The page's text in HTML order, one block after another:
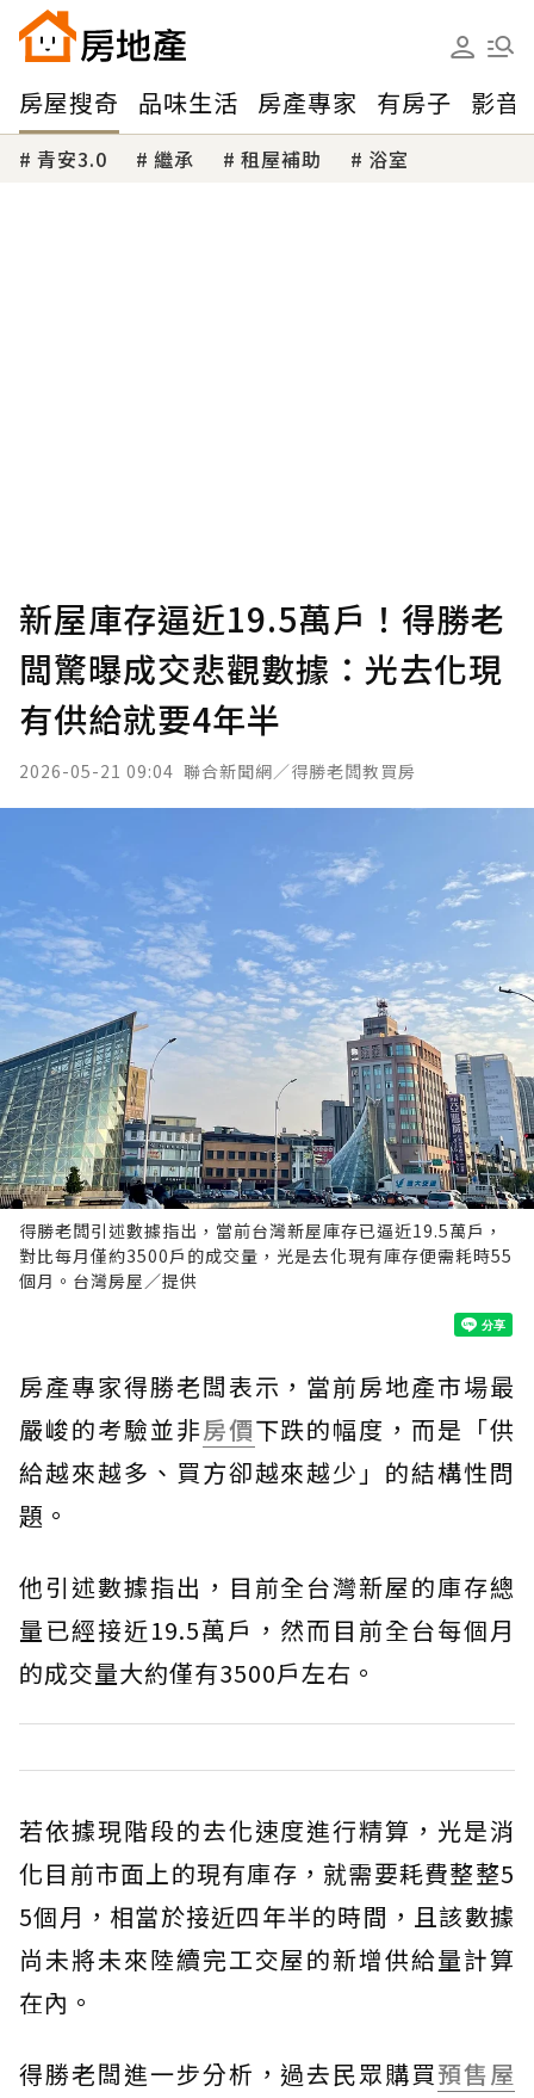
房屋搜奇 品味生活 房產專家 有房子 影音
青安3.0 繼承 租屋補助 浴室
新屋庫存逼近19.5萬戶！得勝老
闆驚曝成交悲觀數據：光去化現
有供給就要4年半
2026-05-21 09:04 聯合新聞網／得勝老闆教買房
得勝老闆引述數據指出，當前台灣新屋庫存已逼近19.5萬戶，
對比每月僅約3500戶的成交量，光是去化現有庫存便需耗時55
個月。台灣房屋／提供
房產專家得勝老闆表示，當前房地產市場最
嚴峻的考驗並非房價下跌的幅度，而是「供
給越來越多、買方卻越來越少」的結構性問
題。
他引述數據指出，目前全台灣新屋的庫存總
量已經接近19.5萬戶，然而目前全台每個月
的成交量大約僅有3500戶左右。
若依據現階段的去化速度進行精算，光是消
化目前市面上的現有庫存，就需要耗費整整5
5個月，相當於接近四年半的時間，且該數據
尚未將未來陸續完工交屋的新增供給量計算
在內。
得勝老闆進一步分析，過去民眾購買預售屋